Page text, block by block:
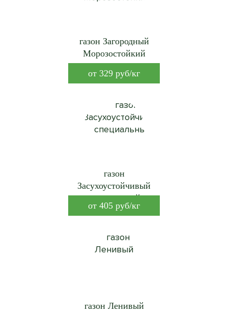
газон Загородный
Морозостойкий
от 329 руб/кг
газон
Засухоустойчивый
специальный
от 405 руб/кг
газон Ленивый